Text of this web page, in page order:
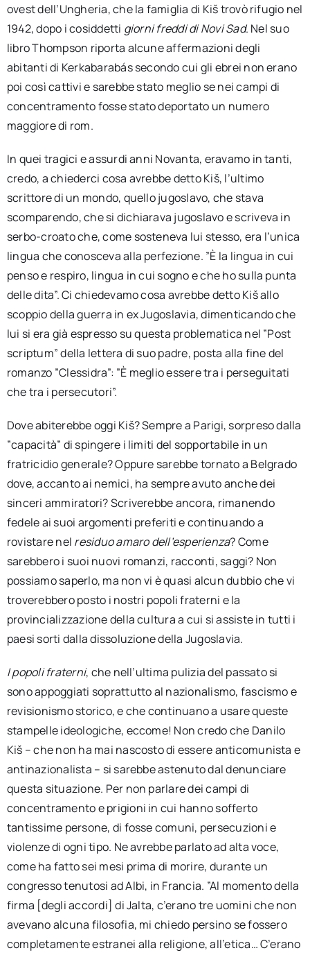
ovest dell’Ungheria, che la famiglia di Kiš trovò rifugio nel
1942, dopo i cosiddetti giorni freddi di Novi Sad. Nel suo
libro Thompson riporta alcune affermazioni degli
abitanti di Kerkabarabás secondo cui gli ebrei non erano
poi così cattivi e sarebbe stato meglio se nei campi di
concentramento fosse stato deportato un numero
maggiore di rom.
In quei tragici e assurdi anni Novanta, eravamo in tanti,
credo, a chiederci cosa avrebbe detto Kiš, l’ultimo
scrittore di un mondo, quello jugoslavo, che stava
scomparendo, che si dichiarava jugoslavo e scriveva in
serbo-croato che, come sosteneva lui stesso, era l’unica
lingua che conosceva alla perfezione. ”È la lingua in cui
penso e respiro, lingua in cui sogno e che ho sulla punta
delle dita”. Ci chiedevamo cosa avrebbe detto Kiš allo
scoppio della guerra in ex Jugoslavia, dimenticando che
lui si era già espresso su questa problematica nel ”Post
scriptum” della lettera di suo padre, posta alla fine del
romanzo ”Clessidra”: ”È meglio essere tra i perseguitati
che tra i persecutori”.
Dove abiterebbe oggi Kiš? Sempre a Parigi, sorpreso dalla
”capacità” di spingere i limiti del sopportabile in un
fratricidio generale? Oppure sarebbe tornato a Belgrado
dove, accanto ai nemici, ha sempre avuto anche dei
sinceri ammiratori? Scriverebbe ancora, rimanendo
fedele ai suoi argomenti preferiti e continuando a
rovistare nel residuo amaro dell’esperienza? Come
sarebbero i suoi nuovi romanzi, racconti, saggi? Non
possiamo saperlo, ma non vi è quasi alcun dubbio che vi
troverebbero posto i nostri popoli fraterni e la
provincializzazione della cultura a cui si assiste in tutti i
paesi sorti dalla dissoluzione della Jugoslavia.
I popoli fraterni, che nell’ultima pulizia del passato si
sono appoggiati soprattutto al nazionalismo, fascismo e
revisionismo storico, e che continuano a usare queste
stampelle ideologiche, eccome! Non credo che Danilo
Kiš – che non ha mai nascosto di essere anticomunista e
antinazionalista – si sarebbe astenuto dal denunciare
questa situazione. Per non parlare dei campi di
concentramento e prigioni in cui hanno sofferto
tantissime persone, di fosse comuni, persecuzioni e
violenze di ogni tipo. Ne avrebbe parlato ad alta voce,
come ha fatto sei mesi prima di morire, durante un
congresso tenutosi ad Albi, in Francia. ”Al momento della
firma [degli accordi] di Jalta, c’erano tre uomini che non
avevano alcuna filosofia, mi chiedo persino se fossero
completamente estranei alla religione, all’etica… C’erano